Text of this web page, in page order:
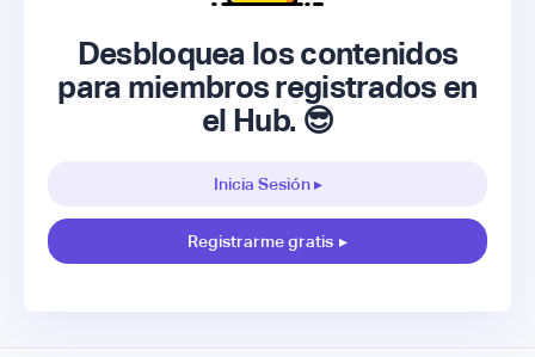
Desbloquea los contenidos
para miembros registrados en
el Hub. 😎
Inicia Sesión ▸
Registrarme gratis ▸